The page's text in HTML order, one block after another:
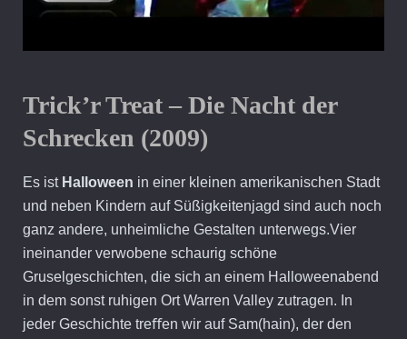
Trick’r Treat – Die Nacht der
Schrecken (2009)
Es ist Halloween in einer kleinen amerikanischen Stadt
und neben Kindern auf Süßigkeitenjagd sind auch noch
ganz andere, unheimliche Gestalten unterwegs.Vier
ineinander verwobene schaurig schöne
Gruselgeschichten, die sich an einem Halloweenabend
in dem sonst ruhigen Ort Warren Valley zutragen. In
jeder Geschichte treﬀen wir auf Sam(hain), der den